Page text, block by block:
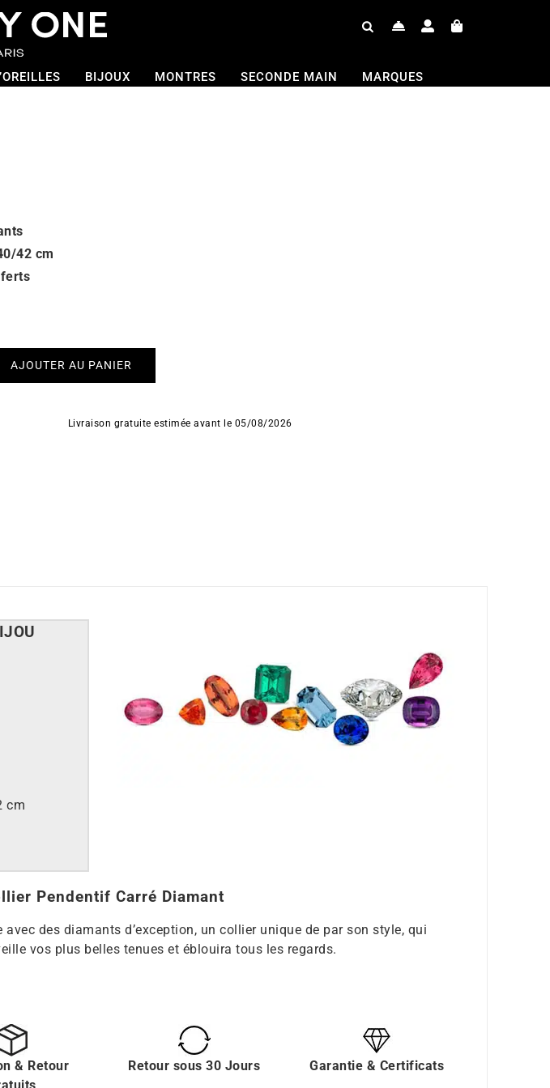
BIJOUX MONTRES SECONDE MAIN MARQUES
42 cm
AJOUTER AU PANIER
Livraison gratuite estimée avant le 05/08/2026
cm
Pendentif Carré Diamant
des diamants d’exception, un collier unique de par son style, qui
vos plus belles tenues et éblouira tous les regards.
& Retour
Retour sous 30 Jours Garantie & Certificats